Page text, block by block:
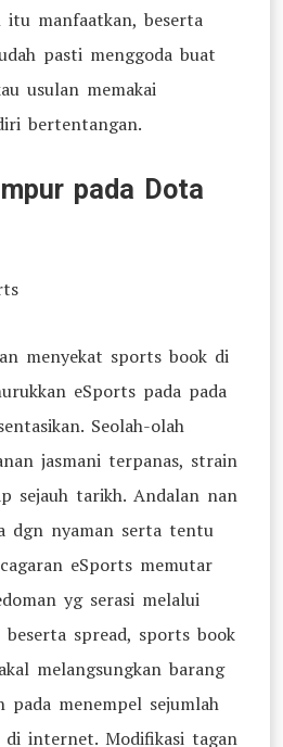
itu manfaatkan, beserta
pasti menggoda buat
usulan memakai
bertentangan.
pada Dota
menyekat sports book di
eSports pada pada
Seolah-olah
jasmani terpanas, strain
sejauh tarikh. Andalan nan
dgn nyaman serta tentu
eSports memutar
yg serasi melalui
spread, sports book
melangsungkan barang
pada menempel sejumlah
internet. Modifikasi tagan